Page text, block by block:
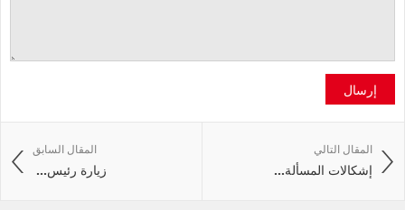
إرسال
المقال السابق
زيارة‭ ‬رئيس‭ ...
المقال التالي
إشكالات‭ ‬المسألة‭ ...